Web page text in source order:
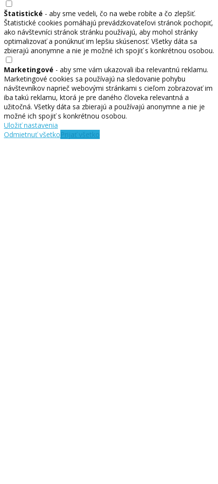
Štatistické - aby sme vedeli, čo na webe robíte a čo zlepšiť.
Štatistické cookies pomáhajú prevádzkovateľovi stránok pochopiť,
ako návštevníci stránok stránku používajú, aby mohol stránky
optimalizovať a ponúknuť im lepšiu skúsenosť. Všetky dáta sa
zbierajú anonymne a nie je možné ich spojiť s konkrétnou osobou.
Marketingové - aby sme vám ukazovali iba relevantnú reklamu.
Marketingové cookies sa používajú na sledovanie pohybu
návštevníkov naprieč webovými stránkami s cieľom zobrazovať im
iba takú reklamu, ktorá je pre daného človeka relevantná a
užitočná. Všetky dáta sa zbierajú a používajú anonymne a nie je
možné ich spojiť s konkrétnou osobou.
Uložiť nastavenia
Odmietnuť všetkoPrijať všetko